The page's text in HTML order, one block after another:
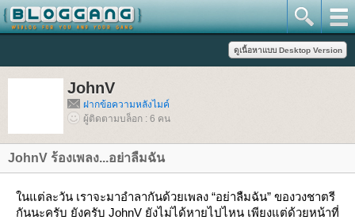
JohnV
ฝากข้อความหลังไมค์
ผู้ติดตามบล็อก : 6 คน
JohnV ร้องเพลง...อย่าลืมฉัน
นแต่ละวัน เราจะมาอำลากันด้วยเพลง “อย่าลืมฉัน” ของวงชาตรี
กันนะครับ ยังครับ JohnV ยังไม่ได้หายไปไหน เพียงแต่ด้วยหน้าที่